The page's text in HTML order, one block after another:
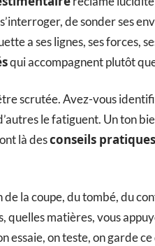
de sonder ses
a ses lignes, ses forces,
qui accompagnent plutôt
scrutée. Avez-vous
le fatiguent. Un ton
là desconseils pratiques
de la coupe, du tombé, du
quelles matières, vous
essaie, on teste, on garde